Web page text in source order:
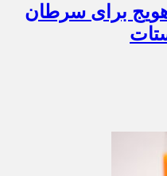
هویج برای سرطان